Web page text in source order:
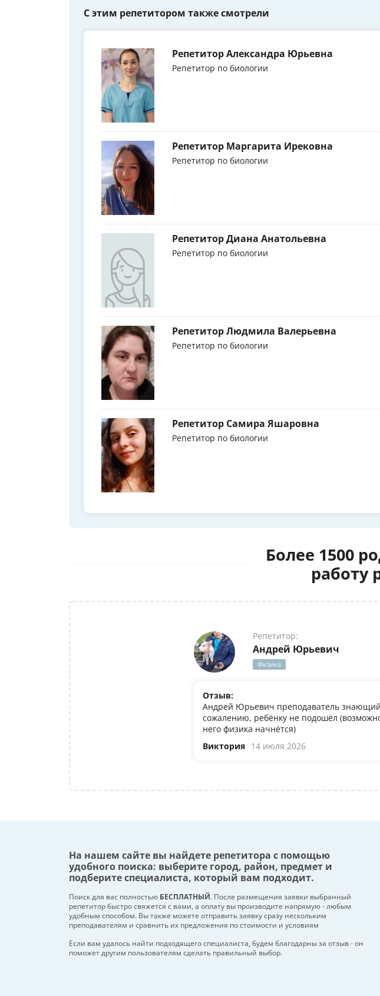
С этим репетитором также смотрели
Репетитор Александра Юрьевна
Репетитор по биологии
Репетитор Маргарита Ирековна
Репетитор по биологии
Репетитор Диана Анатольевна
Репетитор по биологии
Репетитор Людмила Валерьевна
Репетитор по биологии
Репетитор Самира Яшаровна
Репетитор по биологии
Более 1500
работу
Репетитор:
Андрей Юрьевич
Физика
Отзыв:
Андрей Юрьевич преподаватель
сожалению, ребёнку не подошёл
него физика начнётся)
Виктория 14 июля 2026
На нашем сайте вы найдете репетитора с помощью
удобного поиска: выберите город, район, предмет и
подберите специалиста, который вам подходит.
Поиск для вас полностью БЕСПЛАТНЫЙ. После размещения заявки выбранный
репетитор быстро свяжется с вами, а оплату вы производите напрямую - любым
удобным способом. Вы также можете отправить заявку сразу нескольким
преподавателям и сравнить их предложения по стоимости и условиям
Если вам удалось найти подходящего специалиста, будем благодарны за отзыв - он
поможет другим пользователям сделать правильный выбор.